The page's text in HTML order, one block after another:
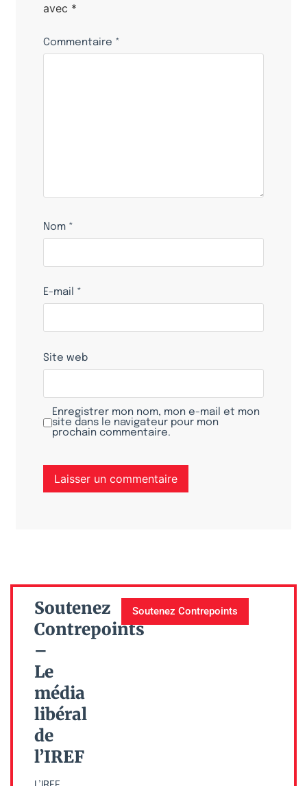
avec *
Commentaire *
Nom *
E-mail *
Site web
Enregistrer mon nom, mon e-mail et mon
site dans le navigateur pour mon
prochain commentaire.
Soutenez
Contrepoints
–
Le
média
libéral
de
l’IREF
Soutenez Contrepoints